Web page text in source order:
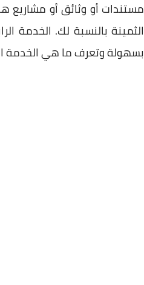
مستندات أو وثائق أو مشاريع
الثمينة بالنسبة لك. الخدمة
بسهولة وتعرف ما هي الخدمة